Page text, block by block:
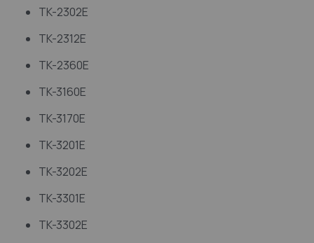
TK-2302E
TK-2312E
TK-2360E
TK-3160E
TK-3170E
TK-3201E
TK-3202E
TK-3301E
TK-3302E